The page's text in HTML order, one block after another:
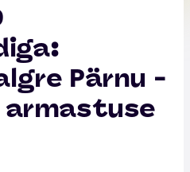
Pärnu -
armastuse